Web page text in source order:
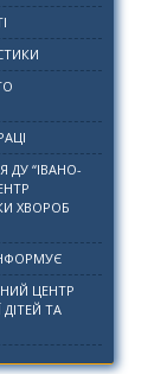
ДУ “ІВАНО-
ХВОРОБ
ЦЕНТР
ТА